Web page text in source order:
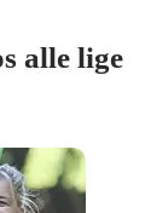
alle lige